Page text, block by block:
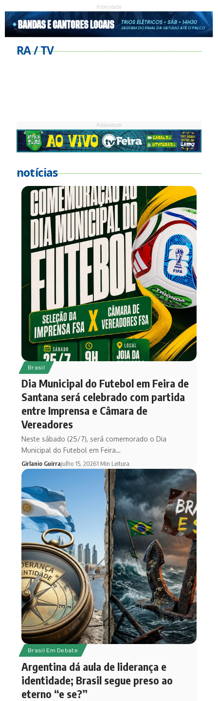
Publicidade
RA / TV
Publicidade
notícias
Brasil
Dia Municipal do Futebol em Feira de
Santana será celebrado com partida
entre Imprensa e Câmara de
Vereadores
Neste sábado (25/7), será comemorado o Dia
Municipal do Futebol em Feira…
Girlanio Guirrajulho 15, 20261 Min Leitura
Brasil Em Debate
Argentina dá aula de liderança e
identidade; Brasil segue preso ao
eterno “e se?”